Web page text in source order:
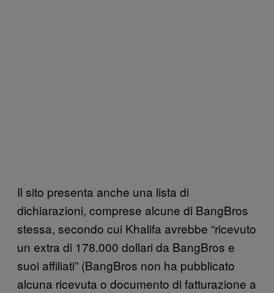
Il sito presenta anche una lista di
dichiarazioni, comprese alcune di BangBros
stessa, secondo cui Khalifa avrebbe “ricevuto
un extra di 178.000 dollari da BangBros e
suoi affiliati” (BangBros non ha pubblicato
alcuna ricevuta o documento di fatturazione a